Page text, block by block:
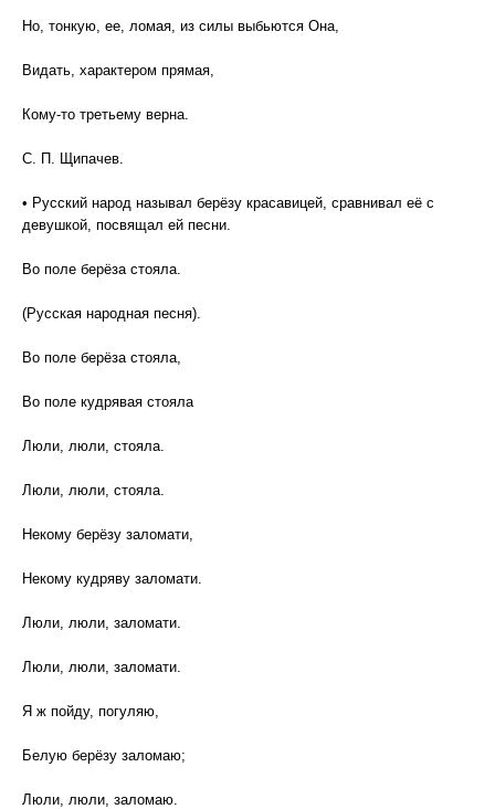
Но, тонкую, ее, ломая, из силы выбьются Она,
Видать, характером прямая,
Кому-то третьему верна.
С. П. Щипачев.
• Русский народ называл берёзу красавицей, сравнивал её с
девушкой, посвящал ей песни.
Во поле берёза стояла.
(Русская народная песня).
Во поле берёза стояла,
Во поле кудрявая стояла
Люли, люли, стояла.
Люли, люли, стояла.
Некому берёзу заломати,
Некому кудряву заломати.
Люли, люли, заломати.
Люли, люли, заломати.
Я ж пойду, погуляю,
Белую берёзу заломаю;
Люли, люли, заломаю.